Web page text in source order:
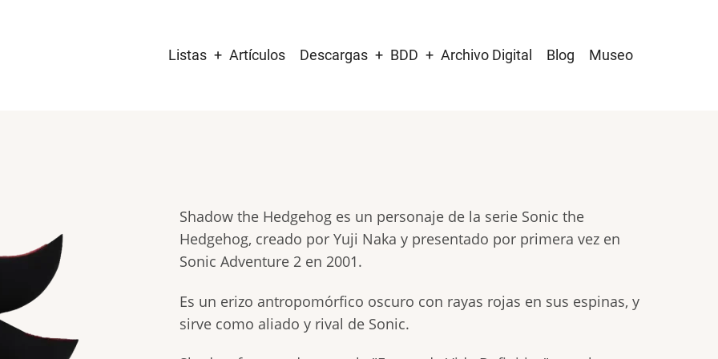
navigation
Listas Artículos Descargas BDD Archivo Digital Blog Museo
Shadow the Hedgehog es un personaje de la serie Sonic the
Hedgehog, creado por Yuji Naka y presentado por primera vez en
Sonic Adventure 2 en 2001.
Es un erizo antropomórfico oscuro con rayas rojas en sus espinas, y
sirve como aliado y rival de Sonic.